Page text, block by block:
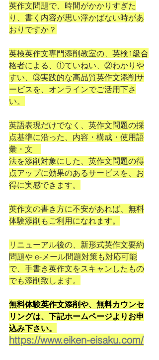
英作文問題で、時間がかかりすぎた
り、書く内容が思い浮かばない時があ
おりですか？
英検英作文専門添削教室の、英検1級合
格者による、①ていねい、②わかりや
すい、③実践的な高品質英作文添削サ
ービスを、オンラインでご活用下さ
い。
英語表現だけでなく、英作文問題の採
点基準に沿った、内容・構成・使用語
彙・文
法を添削対象にした、英作文問題の得
点アップに効果のあるサービスを、お
得に実感できます。
英作文の書き方に不安があれば、無料
体験添削もご利用になれます。
リニューアル後の、新形式英作文要約
問題や e-メール問題対策も対応可能
で、手書き英作文をスキャンしたもの
でも添削致します。
無料体験英作文添削や、無料カウンセ
リングは、下記ホームページよりお申
込み下さい。
https://www.eiken-eisaku.com/